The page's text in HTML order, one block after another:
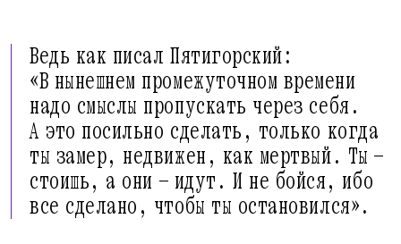
Ведь как писал Пятигорский:
«В нынешнем промежуточном времени
надо смыслы пропускать через себя.
А это посильно сделать, только когда
ты замер, недвижен, как мертвый. Ты —
стоишь, а они — идут. И не бойся, ибо
все сделано, чтобы ты остановился».